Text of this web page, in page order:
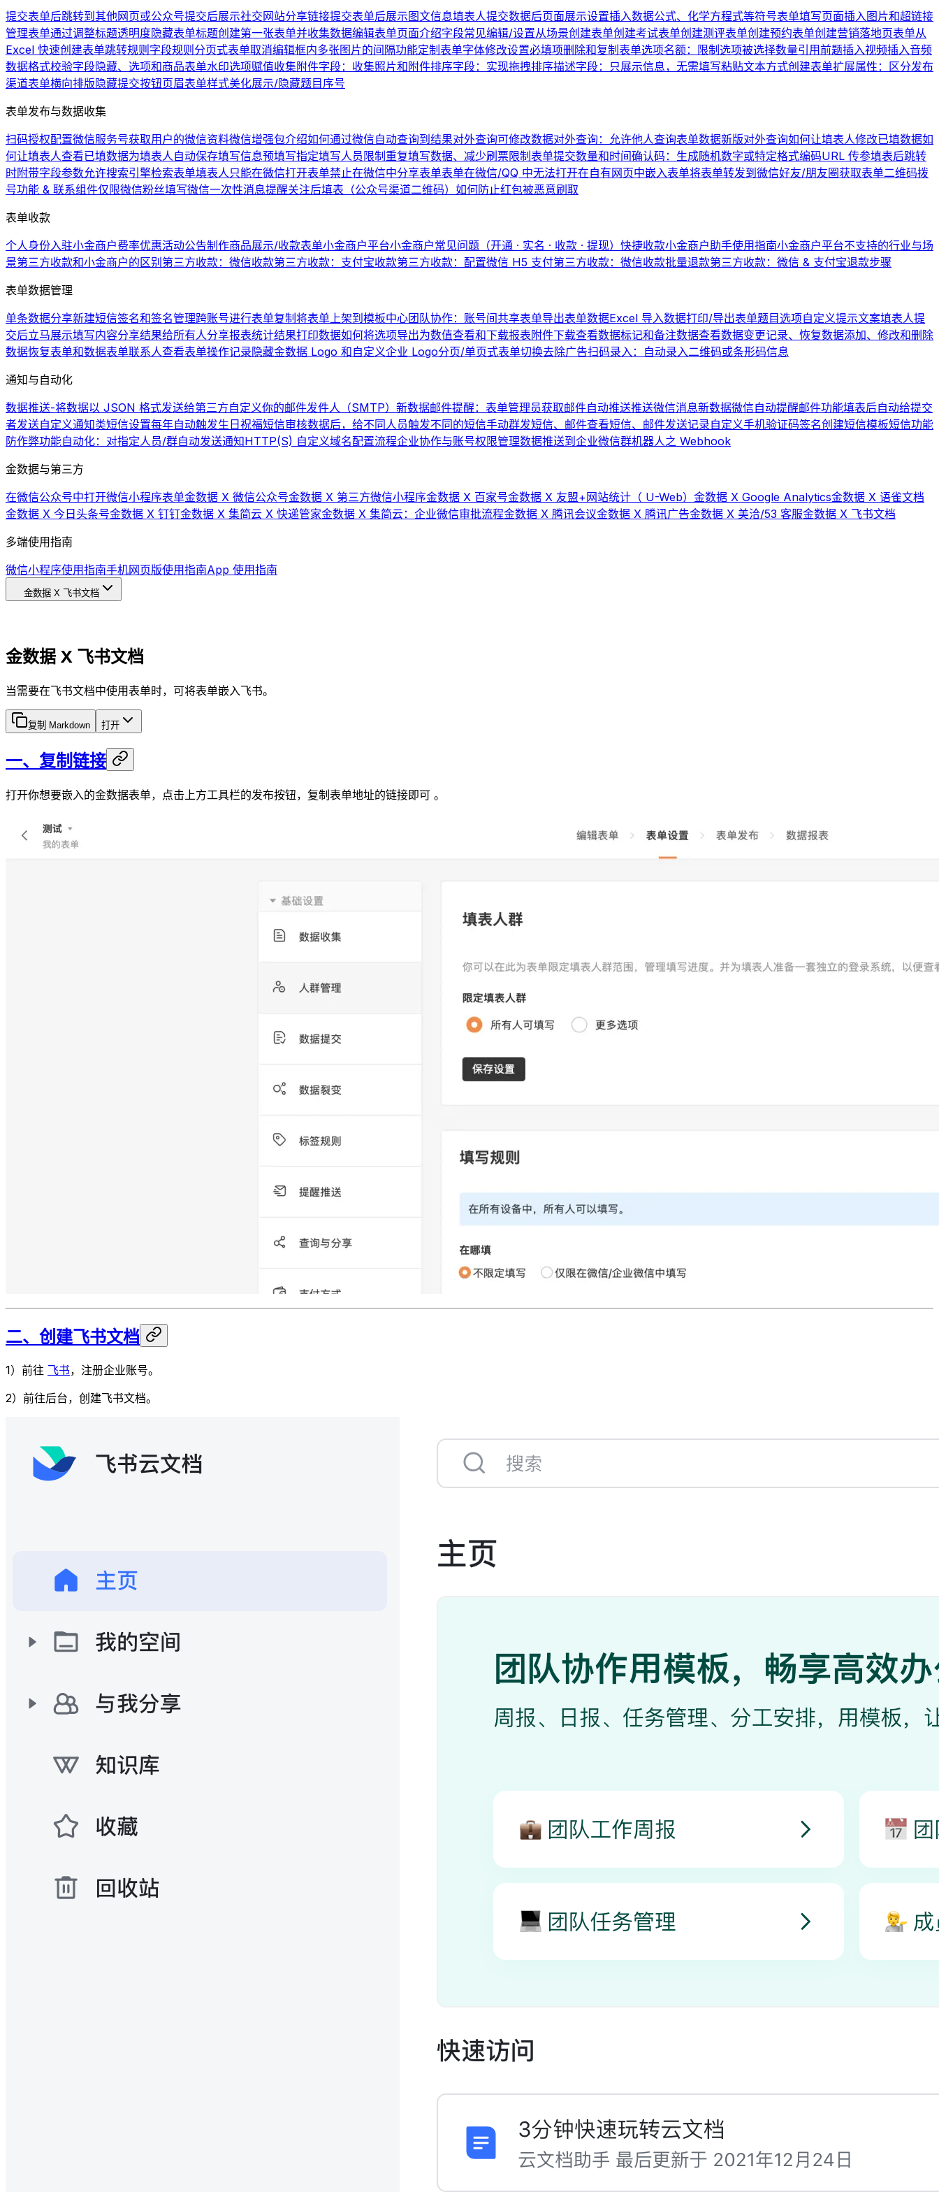
提交表单后跳转到其他网页或公众号提交后展示社交网站分享链接提交表单后展示图文信息填表人提交数据后页面展示设置插入数据公式、化学方程式等符号表单填写页面插入图片和超链接
管理表单通过调整标题透明度隐藏表单标题创建第一张表单并收集数据编辑表单页面介绍字段常见编辑/设置从场景创建表单创建考试表单创建测评表单创建预约表单创建营销落地页表单从
Excel 快速创建表单跳转规则 字段规则 分页式表单取消编辑框内多张图片的间隔功能定制 表单字体修改设置必填项删除和复制表单选项名额：限制选项被选择数量引用前题插入视频插入音频
数据格式校验字段隐藏、选项和商品表单水印选项赋值收集附件字段：收集照片和附件排序字段：实现拖拽排序描述字段：只展示信息，无需填写粘贴文本方式创建表单扩展属性：区分发布
渠道表单横向排版隐藏提交按钮页眉表单样式美化展示/隐藏题目序号
表单发布与数据收集
扫码授权配置微信服务号获取用户的微信资料微信增强包介绍如何通过微信自动查询到结果对外查询可修改数据对外查询：允许他人查询表单数据新版对外查询如何让填表人修改已填数据如
何让填表人查看已填数据为填表人自动保存填写信息预填写指定填写人员 限制重复填写数据、减少刷票限制表单提交数量和时间确认码：生成随机数字或特定格式编码URL 传参填表后跳转
时附带字段参数允许搜索引擎检索表单填表人只能在微信打开表单禁止在微信中分享表单表单在微信/QQ 中无法打开在自有网页中嵌入表单将表单转发到微信好友/朋友圈获取表单二维码拨
号功能 & 联系组件仅限微信粉丝填写微信一次性消息提醒关注后填表（公众号渠道二维码） 如何防止红包被恶意刷取
表单收款
个人身份入驻小金商户费率优惠活动公告制作商品展示/收款表单小金商户平台小金商户常见问题（开通 · 实名 · 收款 · 提现） 快捷收款小金商户助手使用指南小金商户平台不支持的行业与场
景第三方收款和小金商户的区别 第三方收款：微信收款第三方收款：支付宝收款第三方收款：配置微信 H5 支付第三方收款：微信收款批量退款第三方收款：微信 & 支付宝退款步骤
表单数据管理
单条数据分享新建短信签名和签名管理跨账号进行表单复制 将表单上架到模板中心团队协作：账号间共享表单导出表单数据Excel 导入数据打印/导出表单题目选项自定义提示文案填表人提
交后立马展示填写内容分享结果给所有人分享报表统计结果打印数据如何将选项导出为数值查看和下载报表附件下载查看数据标记和备注数据查看数据变更记录、恢复数据添加、修改和删除
数据恢复表单和数据表单联系人查看表单操作记录隐藏金数据 Logo 和自定义企业 Logo分页/单页式表单切换去除广告扫码录入：自动录入二维码或条形码信息
通知与自动化
数据推送-将数据以 JSON 格式发送给第三方自定义你的邮件发件人（SMTP） 新数据邮件提醒：表单管理员获取邮件自动推送推送微信消息新数据微信自动提醒邮件功能填表后自动给提交
者发送自定义通知类短信设置每年自动触发生日祝福短信审核数据后，给不同人员触发不同的短信手动群发短信、邮件查看短信、邮件发送记录自定义手机验证码签名创建短信模板短信功能
防作弊功能自动化：对指定人员/群自动发送通知HTTP(S) 自定义域名配置流程企业协作与账号权限管理数据推送到企业微信群机器人之 Webhook
金数据与第三方
在微信公众号中打开微信小程序表单金数据 X 微信公众号金数据 X 第三方微信小程序金数据 X 百家号金数据 X 友盟+网站统计（ U-Web） 金数据 X Google Analytics金数据 X 语雀文档
金数据 X 今日头条号金数据 X 钉钉金数据 X 集简云 X 快递管家金数据 X 集简云：企业微信审批流程金数据 X 腾讯会议金数据 X 腾讯广告金数据 X 美洽/53 客服金数据 X 飞书文档
多端使用指南
微信小程序使用指南手机网页版使用指南App 使用指南
金数据 X 飞书文档
金数据 X 飞书文档
当需要在飞书文档中使用表单时，可将表单嵌入飞书。
复制 Markdown 打开
一、复制链接
打开你想要嵌入的金数据表单，点击上方工具栏的发布按钮，复制表单地址的链接即可 。
二、创建飞书文档
1）前往 飞书，注册企业账号。
2）前往后台，创建飞书文档。